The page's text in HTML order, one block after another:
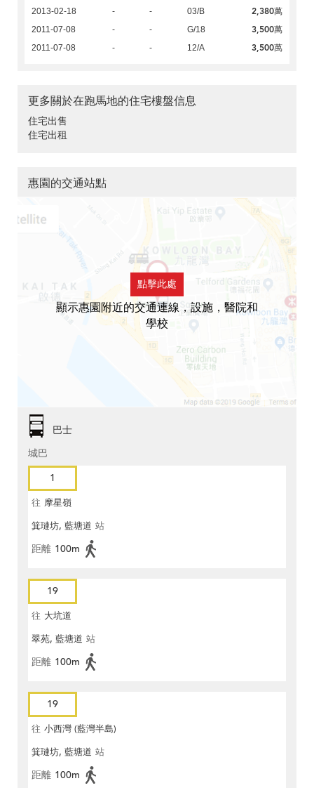
2013-02-18 - - 03/B 2,380萬
2011-07-08 - - G/18 3,500萬
2011-07-08 - - 12/A 3,500萬
更多關於在跑馬地的住宅樓盤信息
住宅出售
住宅出租
惠園的交通站點
點擊此處
顯示惠園附近的交通連線，設施，醫院和
學校
巴士
城巴
1
往 摩星嶺
箕璉坊, 藍塘道 站
距離 100m
19
往 大坑道
翠苑, 藍塘道 站
距離 100m
19
往 小西灣 (藍灣半島)
箕璉坊, 藍塘道 站
距離 100m